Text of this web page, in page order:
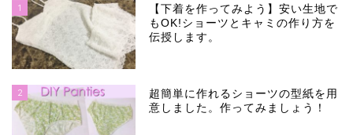
1
【下着を作ってみよう】安い生地で
もOK!ショーツとキャミの作り方を
伝授します。
2
超簡単に作れるショーツの型紙を用
意しました。作ってみましょう！